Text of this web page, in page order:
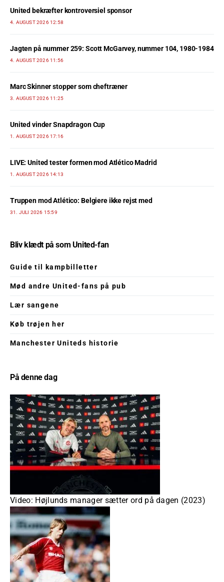
United bekræfter kontroversiel sponsor
4. AUGUST 2026 12:58
Jagten på nummer 259: Scott McGarvey, nummer 104, 1980-1984
4. AUGUST 2026 11:56
Marc Skinner stopper som cheftræner
3. AUGUST 2026 11:25
United vinder Snapdragon Cup
1. AUGUST 2026 17:16
LIVE: United tester formen mod Atlético Madrid
1. AUGUST 2026 14:13
Truppen mod Atlético: Belgiere ikke rejst med
31. JULI 2026 15:59
Bliv klædt på som United-fan
Guide til kampbilletter
Mød andre United-fans på pub
Lær sangene
Køb trøjen her
Manchester Uniteds historie
På denne dag
Video: Højlunds manager sætter ord på dagen (2023)